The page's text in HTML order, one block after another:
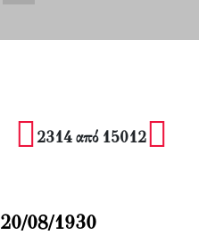
2314 από 15012
20/08/1930